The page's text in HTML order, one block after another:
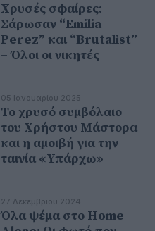
Χρυσές σφαίρες:
Σάρωσαν “Emilia
Perez” και “Brutalist”
– Όλοι οι νικητές
05 Ιανουαρίου 2025
Το χρυσό συμβόλαιο
του Χρήστου Μάστορα
και η αμοιβή για την
ταινία «Υπάρχω»
27 Δεκεμβρίου 2024
Όλα ψέμα στο Home